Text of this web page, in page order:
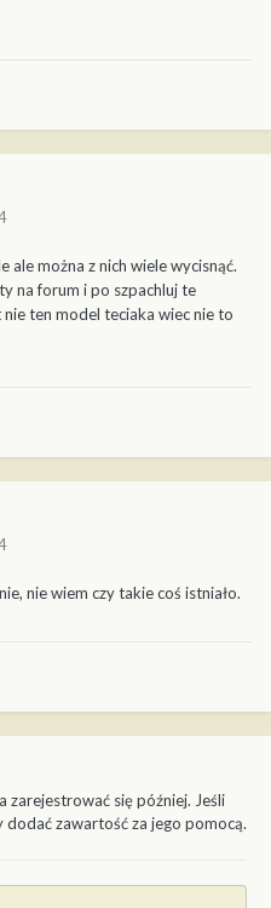
można z nich wiele wycisnąć.
na forum i po szpachluj te
ten model teciaka wiec nie to
nie wiem czy takie coś istniało.
zarejestrować się później. Jeśli
dodać zawartość za jego pomocą.